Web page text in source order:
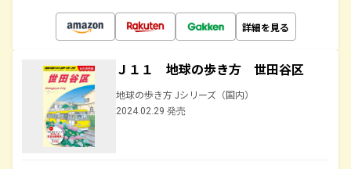
詳細を見る
Ｊ１１ 地球の歩き方 世田谷区
地球の歩き方 Jシリーズ（国内）
2024.02.29 発売